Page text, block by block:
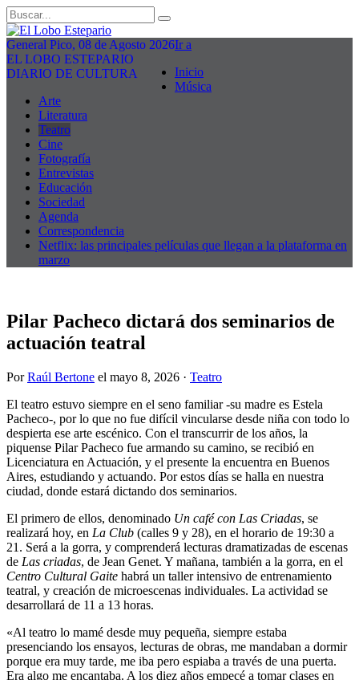
General Pico, 08 de Agosto 2026
EL LOBO ESTEPARIO
DIARIO DE CULTURA
Ir a
Inicio
Música
Arte
Literatura
Teatro
Cine
Fotografía
Entrevistas
Educación
Sociedad
Agenda
Correspondencia
Netflix: las principales películas que llegan a la plataforma en
marzo
Pilar Pacheco dictará dos seminarios de
actuación teatral
PorRaúl Bertone el mayo 8, 2026 · Teatro
El teatro estuvo siempre en el seno familiar -su madre es Estela
Pacheco-, por lo que no fue difícil vincularse desde niña con todo lo
despierta ese arte escénico. Con el transcurrir de los años, la
piquense Pilar Pacheco fue armando su camino, se recibió en
Licenciatura en Actuación, y el presente la encuentra en Buenos
Aires, estudiando y actuando. Por estos días se halla en nuestra
ciudad, donde estará dictando dos seminarios.
El primero de ellos, denominado Un café con Las Criadas, se
realizará hoy, en La Club (calles 9 y 28), en el horario de 19:30 a
21. Será a la gorra, y comprenderá lecturas dramatizadas de escenas
de Las criadas, de Jean Genet. Y mañana, también a la gorra, en el
Centro Cultural Gaite habrá un taller intensivo de entrenamiento
teatral, y creación de microescenas individuales. La actividad se
desarrollará de 11 a 13 horas.
«Al teatro lo mamé desde muy pequeña, siempre estaba
presenciando los ensayos, lecturas de obras, me mandaban a dormir
porque era muy tarde, me iba pero espiaba a través de una puerta.
Era algo me encantaba. A los diez años empecé a tomar clases en